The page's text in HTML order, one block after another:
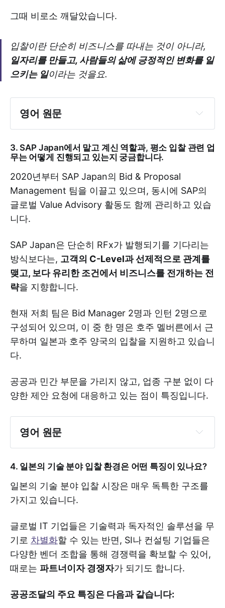
그때 비로소 깨달았습니다.
입찰이란 단순히 비즈니스를 따내는 것이 아니라,
일자리를 만들고, 사람들의 삶에 긍정적인 변화를 일
으키는 일이라는 것을요.
영어 원문
bids
and proposals aren’t just about winning
business, they create jobs and impact
3. SAP Japan에서 맡고 계신 역할과, 평소 입찰 관련 업
무는 어떻게 진행되고 있는지 궁금합니다.
2020년부터 SAP Japan의 Bid & Proposal
Management 팀을 이끌고 있으며, 동시에 SAP의
글로벌 Value Advisory 활동도 함께 관리하고 있습
니다.
SAP Japan은 단순히 RFx가 발행되기를 기다리는
방식보다는, 고객의 C-Level과 선제적으로 관계를
맺고, 보다 유리한 조건에서 비즈니스를 전개하는 전
략을 지향합니다.
현재 저희 팀은 Bid Manager 2명과 인턴 2명으로
구성되어 있으며, 이 중 한 명은 호주 멜버른에서 근
무하며 일본과 호주 양국의 입찰을 지원하고 있습니
다.
공공과 민간 부문을 가리지 않고, 업종 구분 없이 다
양한 제안 요청에 대응하고 있는 점이 특징입니다.
영어 원문
4. 일본의 기술 분야 입찰 환경은 어떤 특징이 있나요?
일본의 기술 분야 입찰 시장은 매우 독특한 구조를
가지고 있습니다.
글로벌 IT 기업들은 기술력과 독자적인 솔루션을 무
기로 차별화할 수 있는 반면, SI나 컨설팅 기업들은
다양한 벤더 조합을 통해 경쟁력을 확보할 수 있어,
때로는 파트너이자 경쟁자가 되기도 합니다.
공공조달의 주요 특징은 다음과 같습니다: